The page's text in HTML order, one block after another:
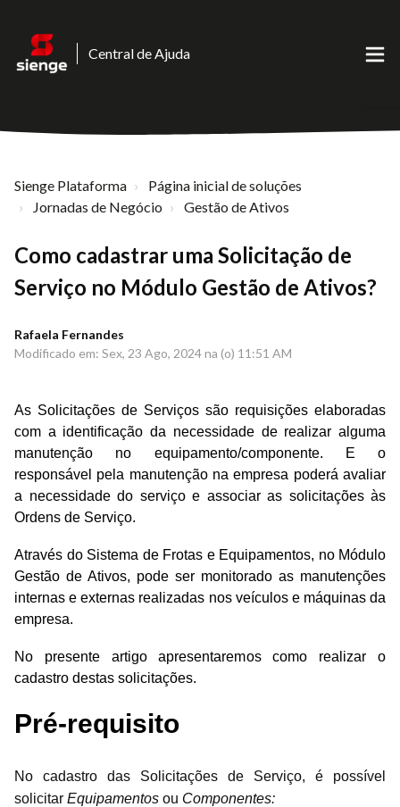
Central de Ajuda
Sienge Plataforma
Página inicial de soluções
Jornadas de Negócio
Gestão de Ativos
Como cadastrar uma Solicitação de
Serviço no Módulo Gestão de Ativos?
Rafaela Fernandes
Modificado em: Sex, 23 Ago, 2024 na (o) 11:51 AM
As Solicitações de Serviços são requisições elaboradas
com a identificação da necessidade de realizar alguma
manutenção no equipamento/componente. E o
responsável pela manutenção na empresa poderá avaliar
a necessidade do serviço e associar as solicitações às
Ordens de Serviço.
Através do Sistema de Frotas e Equipamentos, no Módulo
Gestão de Ativos, pode ser monitorado as manutenções
internas e externas realizadas nos veículos e máquinas da
empresa.
No presente artigo apresentaremos como realizar o
cadastro destas solicitações.
Pré-requisito
No cadastro das Solicitações de Serviço, é possível
solicitar Equipamentos ou Componentes: